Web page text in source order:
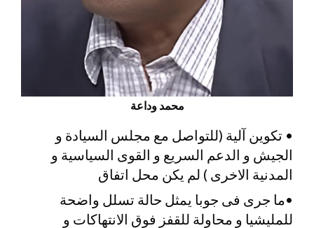
محمد وداعة
• تكوين آلية (للتواصل مع مجلس السيادة و
الجيش و الدعم السريع و القوى السياسية و
المدنية الاخرى ) لم يكن محل اتفاق
•ما جرى فى جوبا يمثل حالة تسلل واضحة
للمليشيا و محاولة للقفز فوق الانتهاكات و